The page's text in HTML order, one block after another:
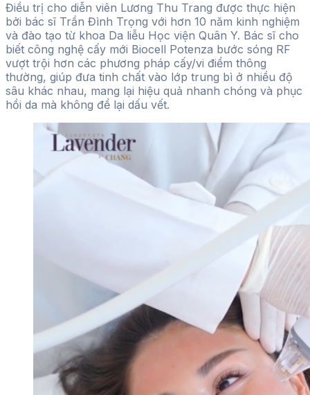
Điều trị cho diễn viên Lương Thu Trang được thực hiện
bởi bác sĩ Trần Đình Trọng với hơn 10 năm kinh nghiệm
và đào tạo từ khoa Da liễu Học viện Quân Y. Bác sĩ cho
biết công nghệ cấy mới Biocell Potenza bước sóng RF
vượt trội hơn các phương pháp cấy/vi điểm thông
thường, giúp đưa tinh chất vào lớp trung bì ở nhiều độ
sâu khác nhau, mang lại hiệu quả nhanh chóng và phục
hồi da mà không để lại dấu vết.